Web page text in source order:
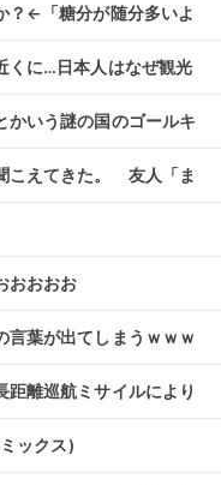
家を訪ねるのに前もって
を装って放った強烈な
？←「糖分が随分多いよ
くに…日本人はなぜ観光
かいう謎の国のゴールキ
うこえてきた。 友人「ま
」俺（ﾀﾋぬ…….）
おおおお
言葉が出てしまうｗｗｗ
距離巡航ミサイルにより
ックス)